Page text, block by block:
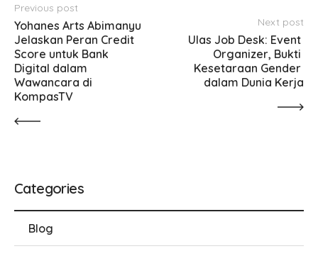
Previous post
Yohanes Arts Abimanyu
Jelaskan Peran Credit
Score untuk Bank
Digital dalam
Wawancara di
KompasTV
Next post
Ulas Job Desk: Event
Organizer, Bukti
Kesetaraan Gender
dalam Dunia Kerja
Categories
Blog